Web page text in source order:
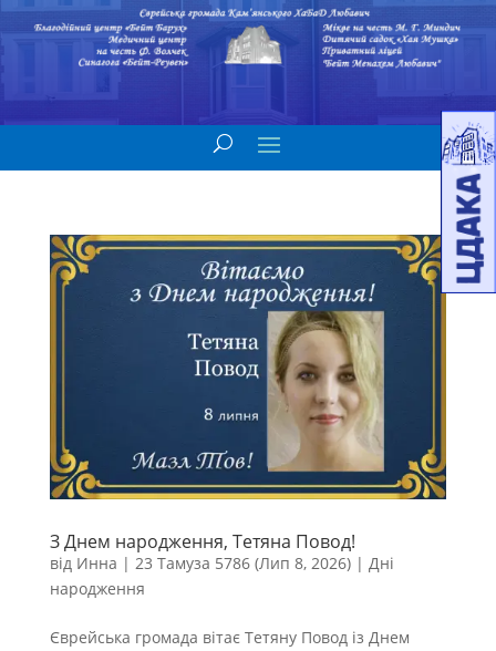
З Днем народження, Тетяна Повод!
від Инна | 23 Тамуза 5786 (Лип 8, 2026)| Дні
народження
Єврейська громада вітає Тетяну Повод із Днем